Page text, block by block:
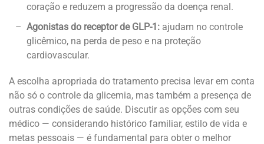
coração e reduzem a progressão da doença renal.
Agonistas do receptor de GLP-1: ajudam no controle
glicêmico, na perda de peso e na proteção
cardiovascular.
A escolha apropriada do tratamento precisa levar em conta
não só o controle da glicemia, mas também a presença de
outras condições de saúde. Discutir as opções com seu
médico — considerando histórico familiar, estilo de vida e
metas pessoais — é fundamental para obter o melhor